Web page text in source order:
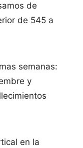
de
de 545 a
semanas:
y
en la